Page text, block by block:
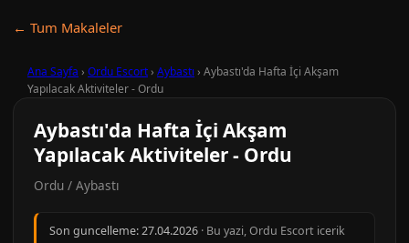
← Tum Makaleler
Ana Sayfa › Ordu Escort› Aybastı › Aybastı'da Hafta İçi Akşam
Yapılacak Aktiviteler - Ordu
Aybastı'da Hafta İçi Akşam
Yapılacak Aktiviteler - Ordu
Ordu / Aybastı
Son guncelleme:27.04.2026 · Bu yazi, Ordu Escort icerik